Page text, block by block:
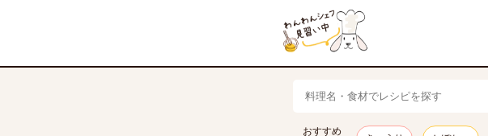
おすすめ